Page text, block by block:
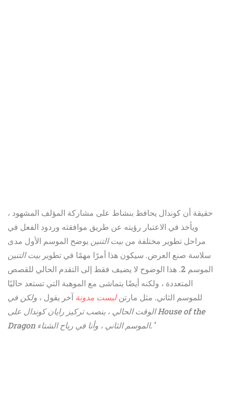
حقيقة أن كوندال يحافظ بنشاط على مشاركة المؤلف المشهود ،
ويأخذ في الاعتبار رؤيته عن طريق موافقته وردود الفعل في
مراحل تطوير مختلفة من بيت التنين يوضح الموسم الأول مدى
سلاسة صنع العرض. سيكون هذا أمرًا مهمًا في تطوير بيت التنين
الموسم 2. هذا الوضوح لا يضيف فقط إلى التقدم الحالي للقصص
المتعددة ، ولكنه أيضًا يتماشى مع الموهبة التي تستعد حاليًا
للموسم الثاني. مثل مارتنليست مدونة آخر يقول ، ولكن في
الوقت الحالي ، ينصب تركيز رايان كوندال على House of the
Dragon
الموسم الثاني ، وأنا في رياح الشتاء. '